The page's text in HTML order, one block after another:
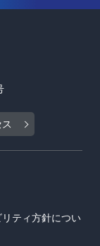
ティ方針につい